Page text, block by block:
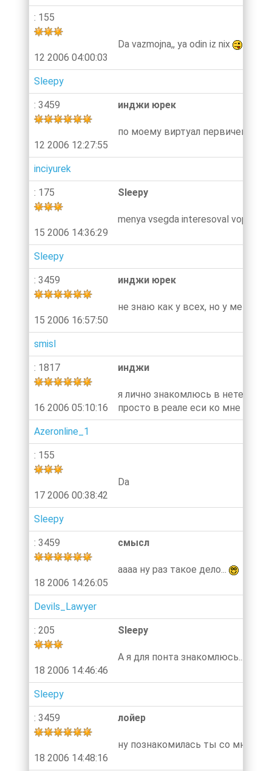
: 155
12 2006 04:00:03
Da vazmojna,, ya odin iz nix
Sleepy
: 3459
12 2006 12:27:55
инджи юрек
по моему виртуал первичен...а
inciyurek
: 175
15 2006 14:36:29
Sleepy
menya vsegda interesoval vopros-
Sleepy
: 3459
15 2006 16:57:50
инджи юрек
не знаю как у всех, но у меня
smisl
: 1817
16 2006 05:10:16
инджи
я лично знакомлюсь в нете
просто в реале еси ко мне
Azeronline_1
: 155
17 2006 00:38:42
Da
Sleepy
: 3459
18 2006 14:26:05
смысл
аааа ну раз такое дело...
Devils_Lawyer
: 205
18 2006 14:46:46
Sleepy
А я для понта знакомлюсь...=)
Sleepy
: 3459
18 2006 14:48:16
лойер
ну познакомилась ты со мной и